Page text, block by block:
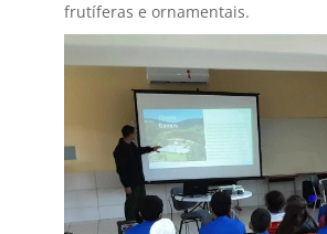
frutíferas e ornamentais.